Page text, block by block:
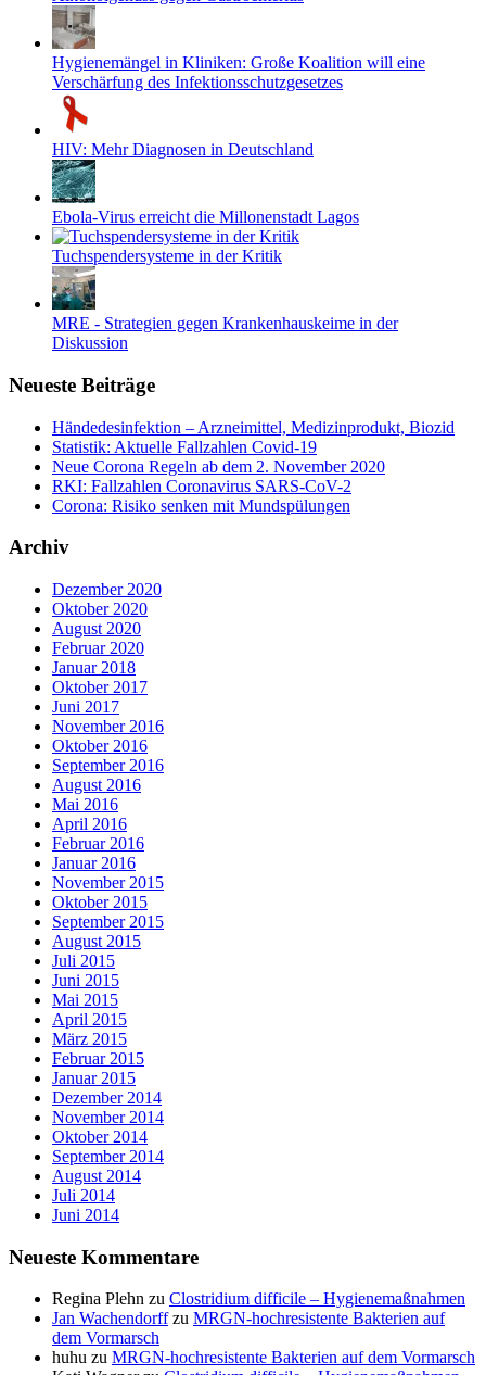
Hygienemängel in Kliniken: Große Koalition will eine
Verschärfung des Infektionsschutzgesetzes
HIV: Mehr Diagnosen in Deutschland
Ebola-Virus erreicht die Millonenstadt Lagos
Tuchspendersysteme in der Kritik
MRE - Strategien gegen Krankenhauskeime in der
Diskussion
Neueste Beiträge
Händedesinfektion – Arzneimittel, Medizinprodukt, Biozid
Statistik: Aktuelle Fallzahlen Covid-19
Neue Corona Regeln ab dem 2. November 2020
RKI: Fallzahlen Coronavirus SARS-CoV-2
Corona: Risiko senken mit Mundspülungen
Archiv
Dezember 2020
Oktober 2020
August 2020
Februar 2020
Januar 2018
Oktober 2017
Juni 2017
November 2016
Oktober 2016
September 2016
August 2016
Mai 2016
April 2016
Februar 2016
Januar 2016
November 2015
Oktober 2015
September 2015
August 2015
Juli 2015
Juni 2015
Mai 2015
April 2015
März 2015
Februar 2015
Januar 2015
Dezember 2014
November 2014
Oktober 2014
September 2014
August 2014
Juli 2014
Juni 2014
Neueste Kommentare
Regina Plehn zu Clostridium difficile – Hygienemaßnahmen
Jan Wachendorffzu MRGN-hochresistente Bakterien auf
dem Vormarsch
huhu zu MRGN-hochresistente Bakterien auf dem Vormarsch